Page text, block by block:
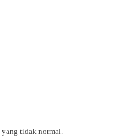
tidak normal.